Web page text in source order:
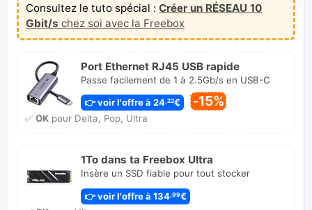
Consultez le tuto spécial : Créer un RÉSEAU 10
Gbit/s chez soi avec la Freebox
Port Ethernet RJ45 USB rapide
Passe facilement de 1 à 2.5Gb/s en USB-C
👉 voir l'offre à 24 ,22€ -15%
✅ OKpour Delta, Pop, Ultra
1To dans ta Freebox Ultra
Insère un SSD fiable pour tout stocker
👉 voir l'offre à 134 ,99€